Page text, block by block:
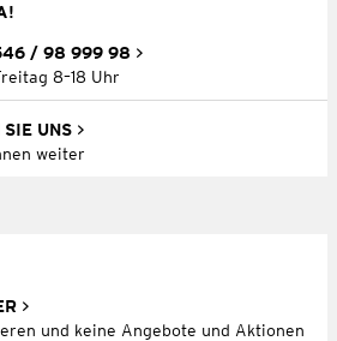
/ 98 999 98
8–18 Uhr
SIE UNS
weiter
und keine Angebote und Aktionen